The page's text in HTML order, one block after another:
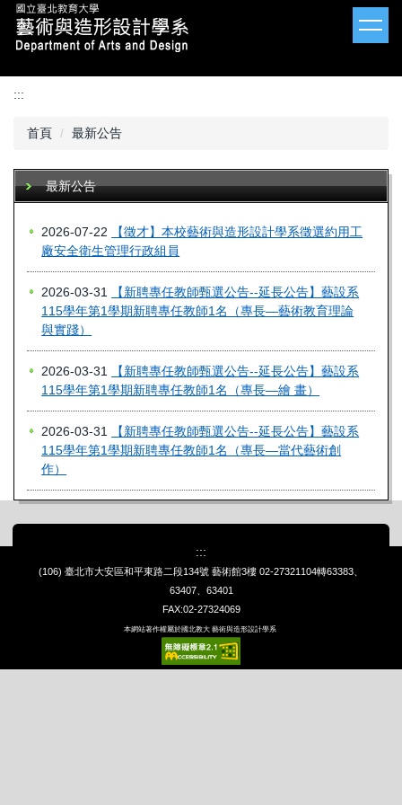
跳
到
主
:::
首頁 最新公告
最新公告
2026-07-22
【徵才】本校藝術與造形設計學系徵選約用工
廠安全衛生管理行政組員
2026-03-31
【新聘專任教師甄選公告--延長公告】藝設系
115學年第1學期新聘專任教師1名（專長—藝術教育理論
與實踐）
2026-03-31
【新聘專任教師甄選公告--延長公告】藝設系
115學年第1學期新聘專任教師1名（專長—繪 畫）
2026-03-31
【新聘專任教師甄選公告--延長公告】藝設系
115學年第1學期新聘專任教師1名（專長—當代藝術創
作）
:::
(106) 臺北市大安區和平東路二段134號 藝術館3樓 02-27321104轉63383、
63407、63401
FAX:02-27324069
本網站著作權屬於國北教大 藝術與造形設計學系